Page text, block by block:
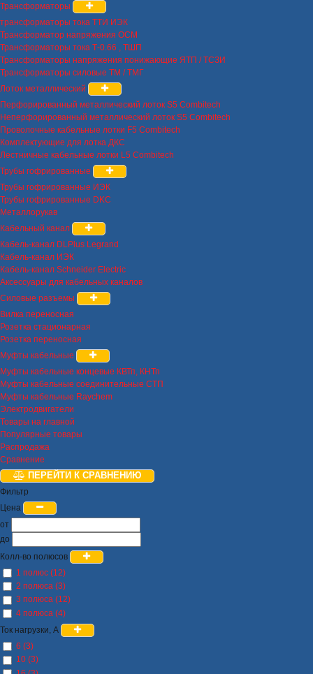
Трансформаторы
трансформаторы тока ТТИ ИЭК
Трансформатор напряжения ОСМ
Трансформаторы тока Т-0.66 , ТШП
Трансформаторы напряжения понижающие ЯТП / ТСЗИ
Трансформаторы силовые ТМ / ТМГ
Лоток металлический
Перфорированный металлический лоток S5 Combitech
Неперфорированный металлический лоток S5 Combitech
Проволочные кабельные лотки F5 Combitech
Комплектующие для лотка ДКС
Лестничные кабельные лотки L5 Combitech
Трубы гофрированные
Трубы гофрированные ИЭК
Трубы гофрированные DKC
Металлорукав
Кабельный канал
Кабель-канал DLPlus Legrand
Кабель-канал ИЭК
Кабель-канал Schneider Electric
Аксессуары для кабельных каналов
Силовые разъемы
Вилка переносная
Розетка стационарная
Розетка переносная
Муфты кабельные
Муфты кабельные концевые КВТп, КНТп
Муфты кабельные соединительные СТП
Муфты кабельные Raychem
Электродвигатели
Товары на главной
Популярные товары
Распродажа
Сравнение
ПЕРЕЙТИ К СРАВНЕНИЮ
Фильтр
Цена
от
до
Колл-во полюсов
1 полюс (12)
2 полюса (3)
3 полюса (12)
4 полюса (4)
Ток нагрузки, А
6 (3)
10 (3)